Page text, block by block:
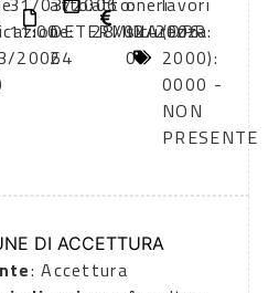
2006
11:00DETERMINA
24
28/02/2006
sicurezza:
0
(DPR
2000):
0000 -
NON
PRESENTE
DI ACCETTURA
: Accettura